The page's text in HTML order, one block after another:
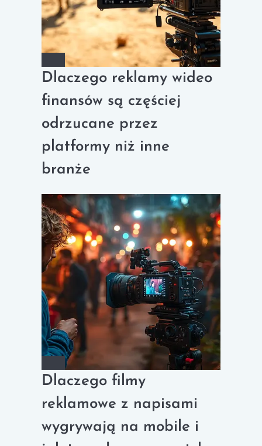
Dlaczego reklamy wideo
finansów są częściej
odrzucane przez
platformy niż inne
branże
Dlaczego filmy
reklamowe z napisami
wygrywają na mobile i